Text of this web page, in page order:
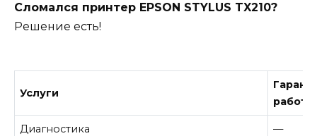
Сломался принтер EPSON STYLUS TX210?
Решение есть!
Услуги
работу
Диагностика —